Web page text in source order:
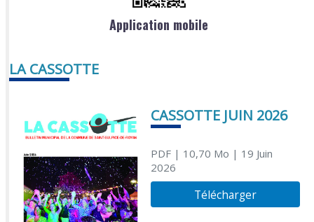
Application mobile
LA CASSOTTE
CASSOTTE JUIN 2026
PDF| 10,70 Mo | 19 Juin
2026
Télécharger